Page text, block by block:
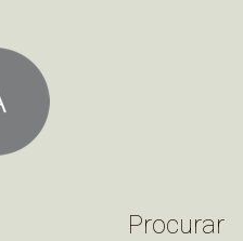
Procurar